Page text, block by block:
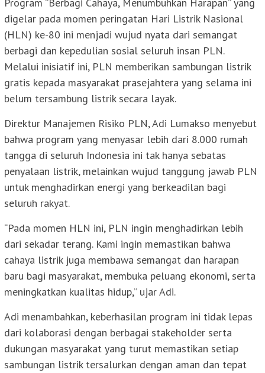
Program “Berbagi Cahaya, Menumbuhkan Harapan” yang
digelar pada momen peringatan Hari Listrik Nasional
(HLN) ke-80 ini menjadi wujud nyata dari semangat
berbagi dan kepedulian sosial seluruh insan PLN.
Melalui inisiatif ini, PLN memberikan sambungan listrik
gratis kepada masyarakat prasejahtera yang selama ini
belum tersambung listrik secara layak.
Direktur Manajemen Risiko PLN, Adi Lumakso menyebut
bahwa program yang menyasar lebih dari 8.000 rumah
tangga di seluruh Indonesia ini tak hanya sebatas
penyalaan listrik, melainkan wujud tanggung jawab PLN
untuk menghadirkan energi yang berkeadilan bagi
seluruh rakyat.
“Pada momen HLN ini, PLN ingin menghadirkan lebih
dari sekadar terang. Kami ingin memastikan bahwa
cahaya listrik juga membawa semangat dan harapan
baru bagi masyarakat, membuka peluang ekonomi, serta
meningkatkan kualitas hidup,” ujar Adi.
Adi menambahkan, keberhasilan program ini tidak lepas
dari kolaborasi dengan berbagai stakeholder serta
dukungan masyarakat yang turut memastikan setiap
sambungan listrik tersalurkan dengan aman dan tepat